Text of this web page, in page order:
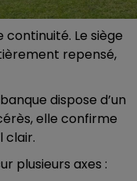
Le siège
repensé,
dispose d’un
elle confirme
clair.
plusieurs axes :